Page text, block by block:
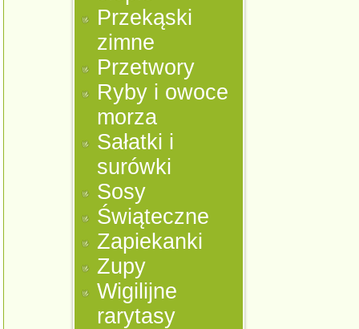
Przekąski
zimne
Przetwory
Ryby i owoce
morza
Sałatki i
surówki
Sosy
Świąteczne
Zapiekanki
Zupy
Wigilijne
rarytasy